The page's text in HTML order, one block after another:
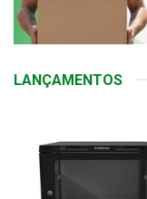
LANÇAMENTOS